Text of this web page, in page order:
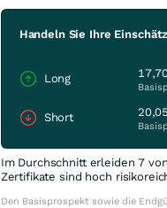
Handeln Sie Ihre
Long
Short
Im Durchschnitt erleiden 7
Zertifikate sind hoch
Den Basisprospekt sowie die